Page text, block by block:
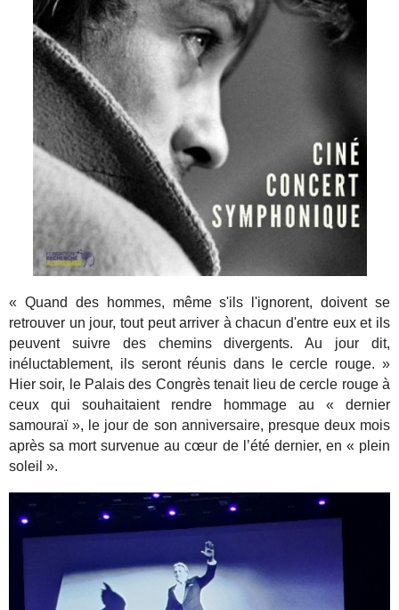
« Quand des hommes, même s'ils l'ignorent, doivent se
retrouver un jour, tout peut arriver à chacun d'entre eux et ils
peuvent suivre des chemins divergents. Au jour dit,
inéluctablement, ils seront réunis dans le cercle rouge. »
Hier soir, le Palais des Congrès tenait lieu de cercle rouge à
ceux qui souhaitaient rendre hommage au « dernier
samouraï », le jour de son anniversaire, presque deux mois
après sa mort survenue au cœur de l’été dernier, en « plein
soleil ».